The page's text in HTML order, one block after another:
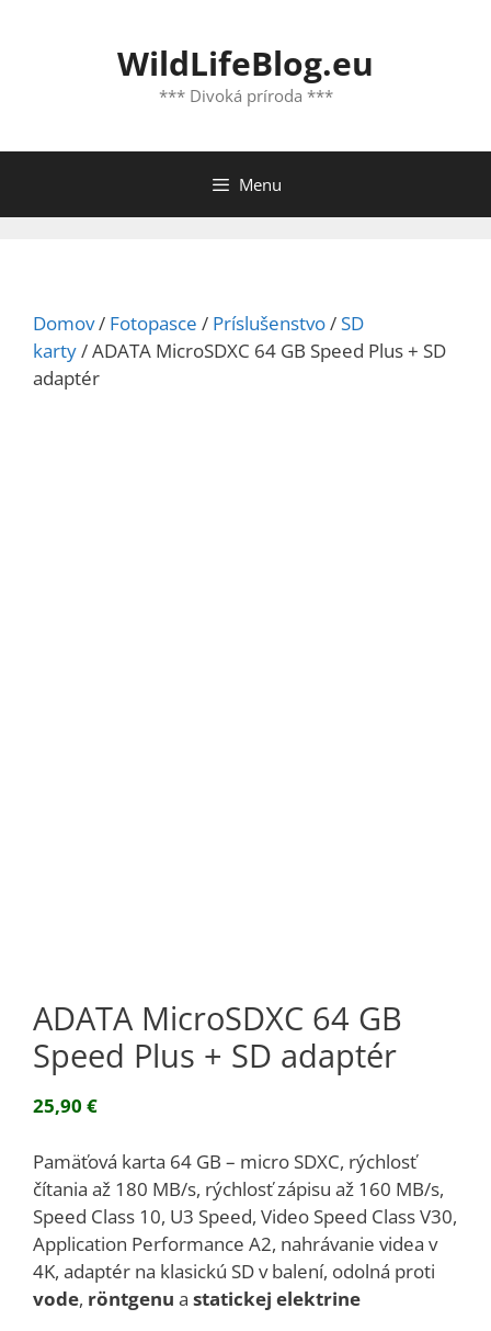
WildLifeBlog.eu
*** Divoká príroda ***
Menu
Domov/ Fotopasce / Príslušenstvo/SD
karty/ ADATA MicroSDXC 64 GB Speed Plus + SD
adaptér
ADATA MicroSDXC 64 GB
Speed Plus + SD adaptér
25,90 €
Pamäťová karta 64 GB – micro SDXC, rýchlosť
čítania až 180 MB/s, rýchlosť zápisu až 160 MB/s,
Speed Class 10, U3 Speed, Video Speed Class V30,
Application Performance A2, nahrávanie videa v
4K, adaptér na klasickú SD v balení, odolná proti
vode, röntgenu a statickej elektrine